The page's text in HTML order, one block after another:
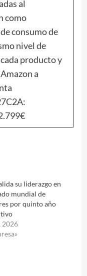
al
como
consumo de
nivel de
producto y
a
su liderazgo en
mundial de
por quinto año
2026